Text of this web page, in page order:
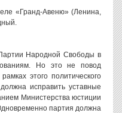
«Гранд-Авеню» (Ленина,
Народной Свободы в
Но это не повод
этого политического
исправить уставные
Министерства юстиции
партия должна